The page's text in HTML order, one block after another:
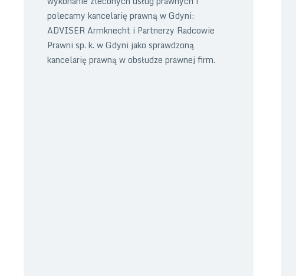
polecamy kancelarię prawną w Gdyni:
ADVISER Armknecht i Partnerzy Radcowie
Prawni sp. k. w Gdyni jako sprawdzoną
kancelarię prawną w obsłudze prawnej firm.